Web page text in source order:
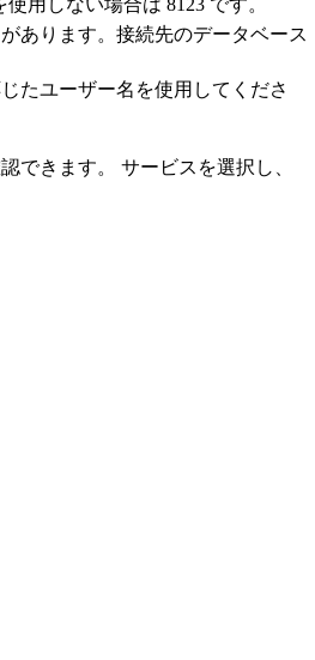
用しない場合は 8123 です。
あります。接続先のデータベース
たユーザー名を使用してくださ
できます。 サービスを選択し、